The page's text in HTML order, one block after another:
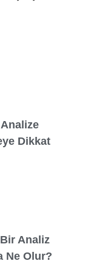
Dikkat
Analiz
Ne Olur?